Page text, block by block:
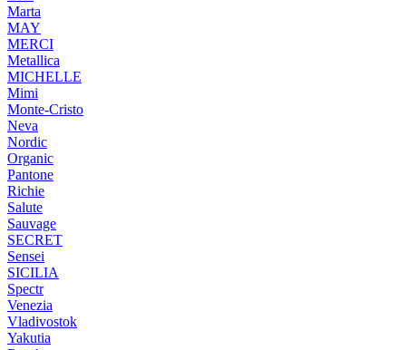
Marta
MAY
MERCI
Metallica
MICHELLE
Mimi
Monte-Cristo
Neva
Nordic
Organic
Pantone
Richie
Salute
Sauvage
SECRET
Sensei
SICILIA
Spectr
Venezia
Vladivostok
Yakutia